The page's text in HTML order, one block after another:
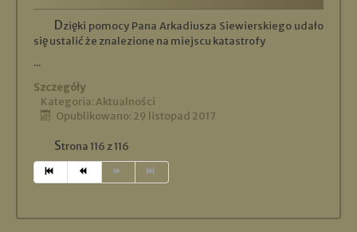
Dzięki pomocy Pana Arkadiusza Siewierskiego udało
się ustalić że znalezione na miejscu katastrofy
...
Szczegóły
Kategoria:Aktualności
Opublikowano: 29 listopad 2017
Strona 116 z 116